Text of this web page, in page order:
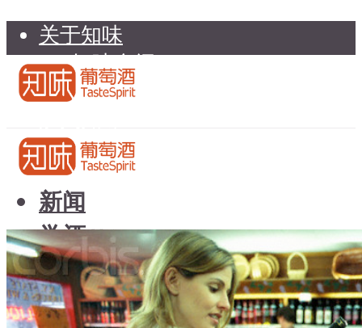
关于知味
知味介绍
知味专家顾问委员会
联系我们
知味荐酒
新闻
学酒
基础知识
品种
知味荐酒
新闻
学酒